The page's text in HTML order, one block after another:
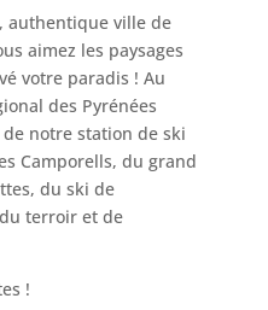
authentique ville de
aimez les paysages
votre paradis ! Au
des Pyrénées
notre station de ski
Camporells, du grand
du ski de
terroir et de
!